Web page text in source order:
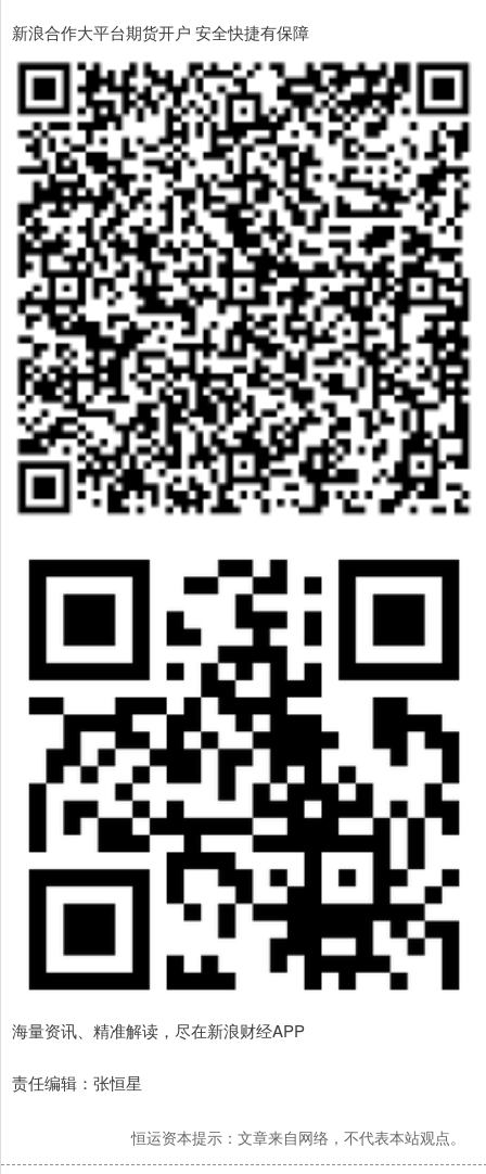
新浪合作大平台期货开户 安全快捷有保障
海量资讯、精准解读，尽在新浪财经APP
责任编辑：张恒星
恒运资本提示：文章来自网络，不代表本站观点。